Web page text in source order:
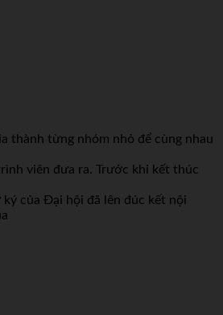
thành từng nhóm nhỏ để cùng nhau
viên đưa ra. Trước khi kết thúc
ký của Đại hội đã lên đúc kết nội